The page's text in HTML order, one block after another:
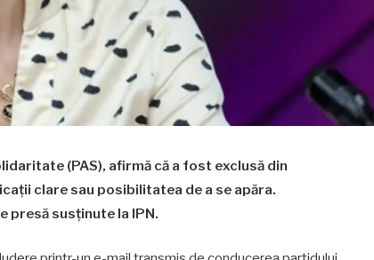
(PAS), afirmă că a fost exclusă din
clare sau posibilitatea de a se apăra.
presă susținute la IPN.